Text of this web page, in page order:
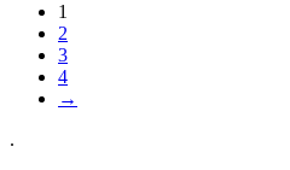
1
2
3
4
→
.